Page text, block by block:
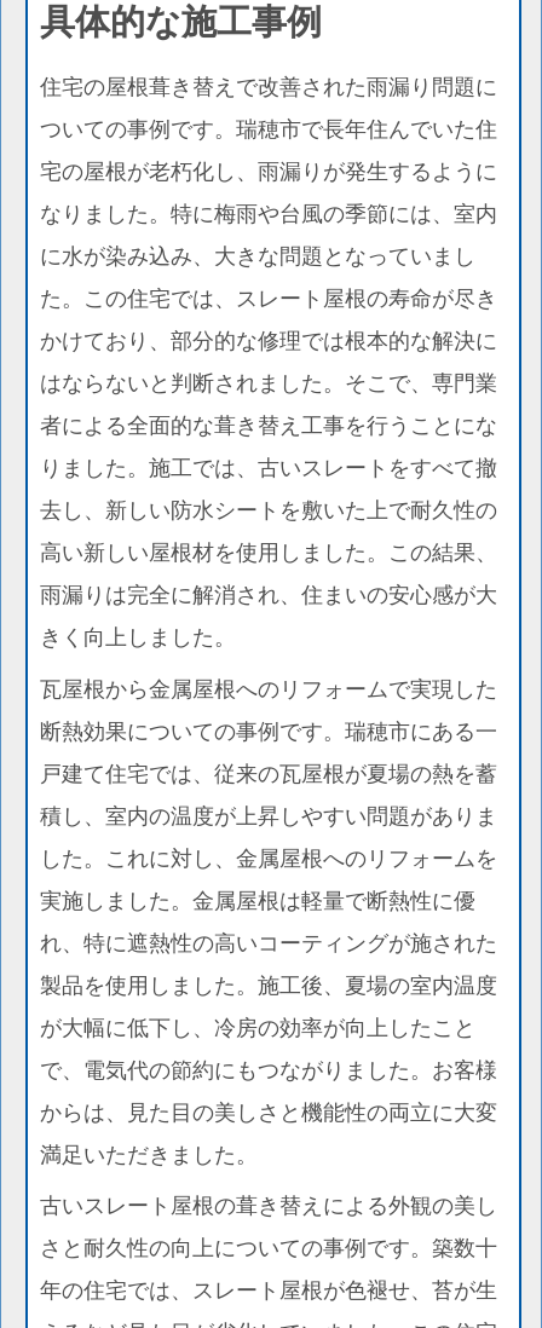
具体的な施工事例
住宅の屋根葺き替えで改善された雨漏り問題に
ついての事例です。瑞穂市で長年住んでいた住
宅の屋根が老朽化し、雨漏りが発生するように
なりました。特に梅雨や台風の季節には、室内
に水が染み込み、大きな問題となっていまし
た。この住宅では、スレート屋根の寿命が尽き
かけており、部分的な修理では根本的な解決に
はならないと判断されました。そこで、専門業
者による全面的な葺き替え工事を行うことにな
りました。施工では、古いスレートをすべて撤
去し、新しい防水シートを敷いた上で耐久性の
高い新しい屋根材を使用しました。この結果、
雨漏りは完全に解消され、住まいの安心感が大
きく向上しました。
瓦屋根から金属屋根へのリフォームで実現した
断熱効果についての事例です。瑞穂市にある一
戸建て住宅では、従来の瓦屋根が夏場の熱を蓄
積し、室内の温度が上昇しやすい問題がありま
した。これに対し、金属屋根へのリフォームを
実施しました。金属屋根は軽量で断熱性に優
れ、特に遮熱性の高いコーティングが施された
製品を使用しました。施工後、夏場の室内温度
が大幅に低下し、冷房の効率が向上したこと
で、電気代の節約にもつながりました。お客様
からは、見た目の美しさと機能性の両立に大変
満足いただきました。
古いスレート屋根の葺き替えによる外観の美し
さと耐久性の向上についての事例です。築数十
年の住宅では、スレート屋根が色褪せ、苔が生